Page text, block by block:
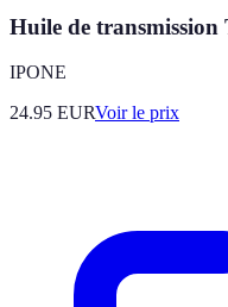
Huile de
IPONE
24.95 EURVoir le prix